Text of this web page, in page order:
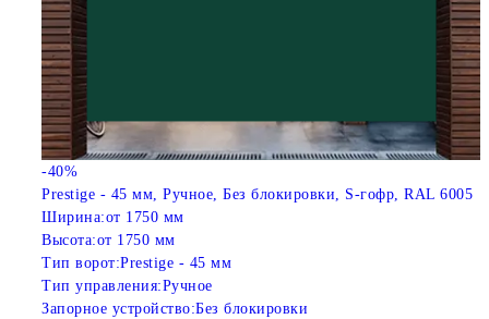
-40%
Prestige - 45 мм, Ручное, Без блокировки, S-гофр, RAL 6005
Ширина:от 1750 мм
Высота:от 1750 мм
Тип ворот:Prestige - 45 мм
Тип управления:Ручное
Запорное устройство:Без блокировки